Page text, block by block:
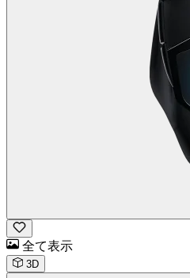
全て表示
3D